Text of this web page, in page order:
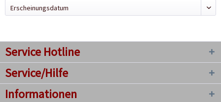
Service Hotline
Service/Hilfe
Informationen